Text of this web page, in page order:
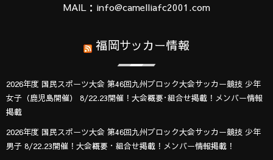
MAIL：info@camelliafc2001.com
福岡サッカー情報
2026年度 国民スポーツ大会 第46回九州ブロック大会サッカー競技 少年
女子（鹿児島開催） 8/22.23開催！大会概要･組合せ掲載！メンバー情報
掲載
2026年度 国民スポーツ大会 第46回九州ブロック大会サッカー競技 少年
男子 8/22.23開催！大会概要・組合せ掲載！メンバー情報掲載！